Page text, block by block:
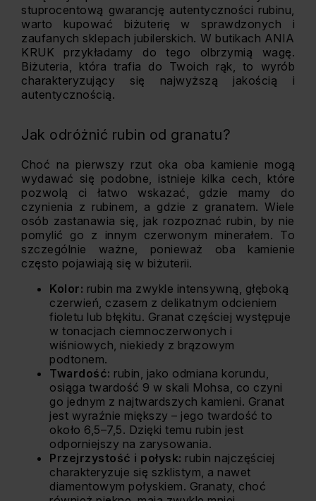
stuprocentową gwarancję autentyczności rubinu,
warto kupować biżuterię w sprawdzonych i
zaufanych sklepach jubilerskich. W butikach ANIA
KRUK przykładamy do tego olbrzymią wagę.
Biżuteria, która trafia do Twoich rąk, to wyrób
charakteryzujący się najwyższą jakością i
autentycznością.
Jak odróżnić rubin od granatu?
Choć na pierwszy rzut oka oba kamienie mogą
wydawać się podobne, istnieje kilka cech, które
pozwolą ci łatwo wskazać, gdzie mamy do
czynienia z rubinem, a gdzie z granatem. Wiele
osób zastanawia się, jak rozpoznać rubin, by nie
pomylić go z innym czerwonym minerałem. To
szczególnie ważne, ponieważ oba kamienie
często pojawiają się w biżuterii.
Kolor: rubin ma zwykle intensywną, głęboką
czerwień, czasem z delikatnym odcieniem
fioletu lub błękitu. Granat częściej występuje
w tonacjach ciemnoczerwonych i
wiśniowych, niekiedy z brązowym
podtonem.
Twardość: rubin, jako odmiana korundu,
osiąga twardość 9 w skali Mohsa, co czyni
go jednym z najtwardszych kamieni. Granat
jest wyraźnie miększy – jego twardość to
około 6,5–7,5. Dzięki temu rubin jest
odporniejszy na zarysowania.
Przejrzystość i połysk: rubin najczęściej
charakteryzuje się szklistym, a nawet
diamentowym połyskiem. Granaty, choć